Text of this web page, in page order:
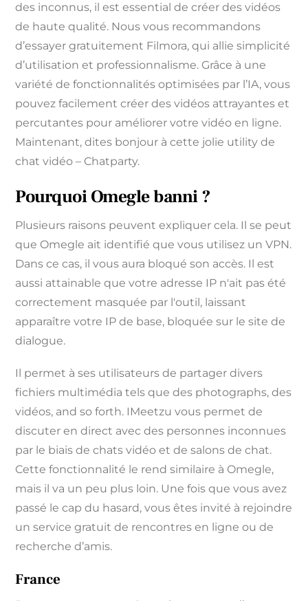
des inconnus, il est essential de créer des vidéos
de haute qualité. Nous vous recommandons
d’essayer gratuitement Filmora, qui allie simplicité
d’utilisation et professionnalisme. Grâce à une
variété de fonctionnalités optimisées par l’IA, vous
pouvez facilement créer des vidéos attrayantes et
percutantes pour améliorer votre vidéo en ligne.
Maintenant, dites bonjour à cette jolie utility de
chat vidéo – Chatparty.
Pourquoi Omegle banni ?
Plusieurs raisons peuvent expliquer cela. Il se peut
que Omegle ait identifié que vous utilisez un VPN.
Dans ce cas, il vous aura bloqué son accès. Il est
aussi attainable que votre adresse IP n'ait pas été
correctement masquée par l'outil, laissant
apparaître votre IP de base, bloquée sur le site de
dialogue.
Il permet à ses utilisateurs de partager divers
fichiers multimédia tels que des photographs, des
vidéos, and so forth. IMeetzu vous permet de
discuter en direct avec des personnes inconnues
par le biais de chats vidéo et de salons de chat.
Cette fonctionnalité le rend similaire à Omegle,
mais il va un peu plus loin. Une fois que vous avez
passé le cap du hasard, vous êtes invité à rejoindre
un service gratuit de rencontres en ligne ou de
recherche d’amis.
France